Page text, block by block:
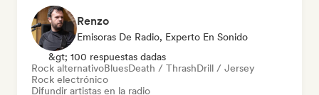
Renzo
Emisoras De Radio, Experto En Sonido
&gt; 100 respuestas dadas
Rock alternativoBluesDeath / ThrashDrill / Jersey
Rock electrónico
Difundir artistas en la radio